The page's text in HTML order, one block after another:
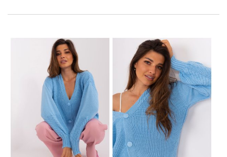
SPRAWDZONA INTERNETOWA
HURTOWNIA ODZIEŻY
FACTORYPRICE.EU – BEZPIECZNE I
SATYSFAKCJONUJĄCE ZAKUPY
W dzisiejszym tempie życia, kiedy czas jest cennym zasobem,
internetowa hurtownia odzieży
oferuje wyjątkową wygodę.